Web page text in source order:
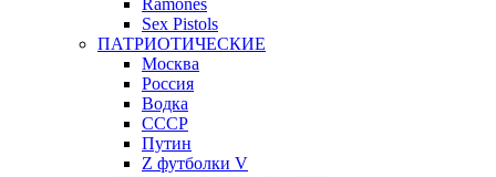
Ramones
Sex Pistols
ПАТРИОТИЧЕСКИЕ
Москва
Россия
Водка
СССР
Путин
Z футболки V